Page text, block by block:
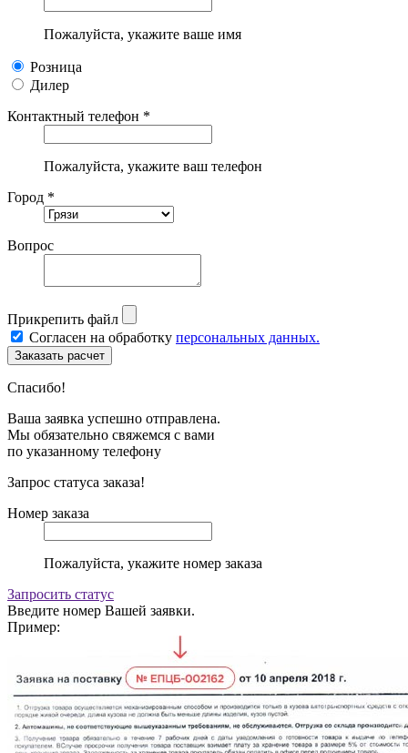
Пожалуйста, укажите ваше имя
Розница
Дилер
Контактный телефон *
Пожалуйста, укажите ваш телефон
Город *
Вопрос
Прикрепить файл
Согласен на обработку персональных данных.
Спасибо!
Ваша заявка успешно отправлена.
Мы обязательно свяжемся с вами
по указанному телефону
Запрос статуса заказа!
Номер заказа
Пожалуйста, укажите номер заказа
Запросить статус
Введите номер Вашей заявки.
Пример: